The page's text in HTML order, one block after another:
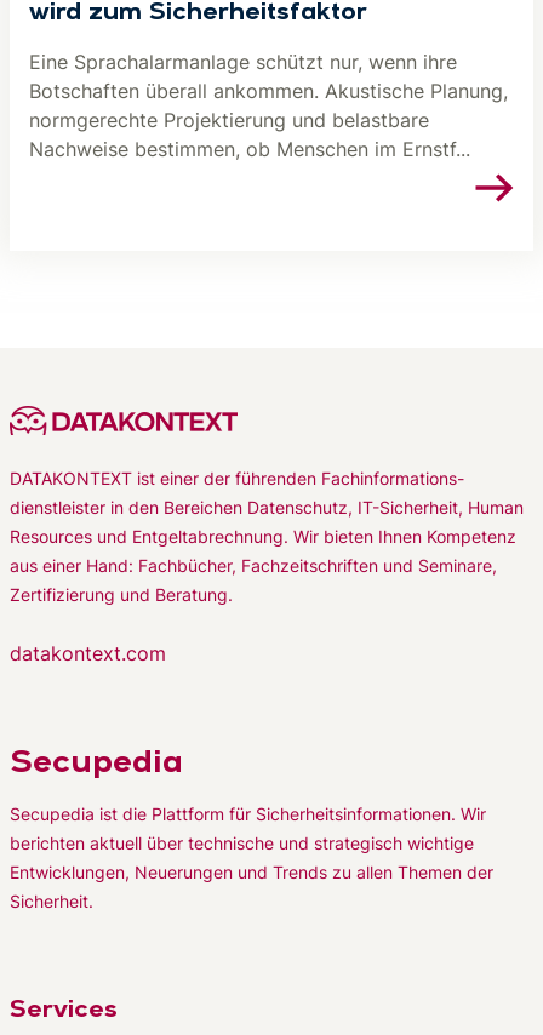
wird zum Sicherheitsfaktor
Eine Sprachalarmanlage schützt nur, wenn ihre
Botschaften überall ankommen. Akustische Planung,
normgerechte Projektierung und belastbare
Nachweise bestimmen, ob Menschen im Ernstf...
DATAKONTEXT ist einer der führenden Fachinformations-
dienstleister in den Bereichen Datenschutz, IT-Sicherheit, Human
Resources und Entgeltabrechnung. Wir bieten Ihnen Kompetenz
aus einer Hand: Fachbücher, Fachzeitschriften und Seminare,
Zertifizierung und Beratung.
datakontext.com
Secupedia
Secupedia ist die Plattform für Sicherheitsinformationen. Wir
berichten aktuell über technische und strategisch wichtige
Entwicklungen, Neuerungen und Trends zu allen Themen der
Sicherheit.
Services